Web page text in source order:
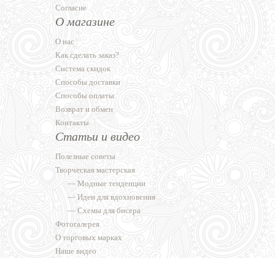
Согласие
О магазине
О нас
Как сделать заказ?
Система скидок
Способы доставки
Способы оплаты
Возврат и обмен
Контакты
Статьи и видео
Полезные советы
Творческая мастерская
— Модные тенденции
— Идеи для вдохновения
— Схемы для бисера
Фотогалерея
О торговых марках
Наше видео